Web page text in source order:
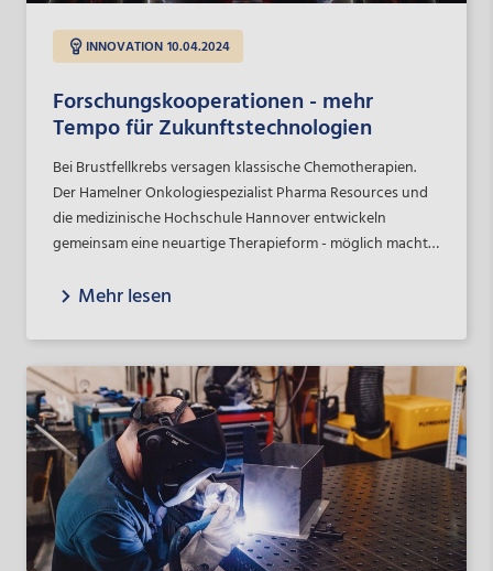
INNOVATION 10.04.2024
Forschungskooperationen - mehr
Tempo für Zukunftstechnologien
Bei Brustfellkrebs versagen klassische Chemotherapien.
Der Hamelner Onkologiespezialist Pharma Resources und
die medizinische Hochschule Hannover entwickeln
gemeinsam eine neuartige Therapieform - möglich machte
NBank.Mehr lesen